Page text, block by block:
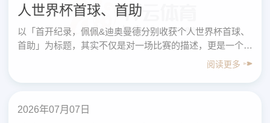
人世界杯首球、首助
以「首开纪录，佩佩&迪奥曼德分别收获个人世界杯首球、
首助」为标题，其实不仅是对一场比赛的描述，更是一个切
入点——帮助普通足球爱好者从职业赛场的细节中，学会
阅读更多
2026年07月07日